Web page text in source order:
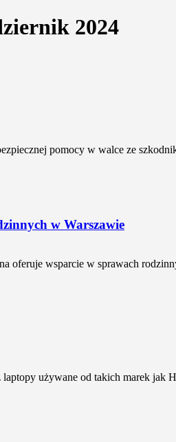
2024
pomocy w walce ze
w Warszawie
oferuje wsparcie w sprawach
używane od takich marek jak